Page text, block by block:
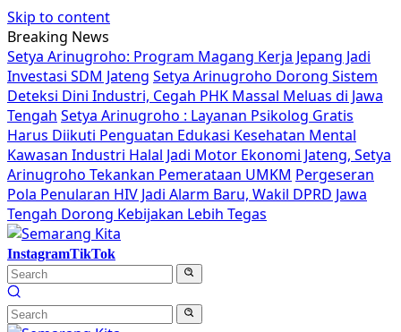
Skip to content
Breaking News
Setya Arinugroho: Program Magang Kerja Jepang Jadi
Investasi SDM Jateng Setya Arinugroho Dorong Sistem
Deteksi Dini Industri, Cegah PHK Massal Meluas di Jawa
Tengah Setya Arinugroho : Layanan Psikolog Gratis
Harus Diikuti Penguatan Edukasi Kesehatan Mental
Kawasan Industri Halal Jadi Motor Ekonomi Jateng, Setya
Arinugroho Tekankan Pemerataan UMKM Pergeseran
Pola Penularan HIV Jadi Alarm Baru, Wakil DPRD Jawa
Tengah Dorong Kebijakan Lebih Tegas
InstagramTikTok